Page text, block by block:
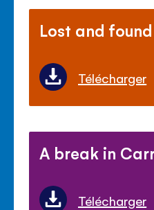
Lost and found
Télécharger
A break in
Télécharger